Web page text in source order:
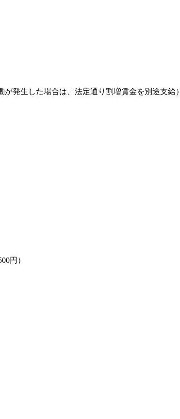
発生した場合は、法定通り割増賃金を別途支給）
円）